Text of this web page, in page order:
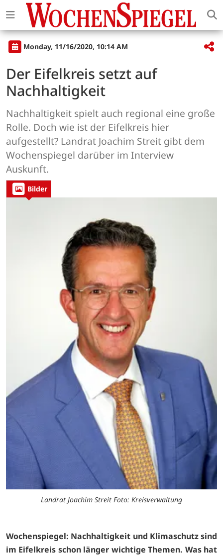
Monday, 11/16/2020, 10:14 AM
Der Eifelkreis setzt auf
Nachhaltigkeit
Nachhaltigkeit spielt auch regional eine große
Rolle. Doch wie ist der Eifelkreis hier
aufgestellt? Landrat Joachim Streit gibt dem
Wochenspiegel darüber im Interview
Auskunft.
Bilder
Landrat Joachim Streit Foto: Kreisverwaltung
Wochenspiegel: Nachhaltigkeit und Klimaschutz sind
im Eifelkreis schon länger wichtige Themen. Was hat